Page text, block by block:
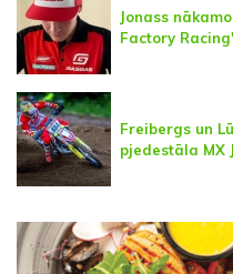
Jonass
Factory
Freibergs un
pjedestāla MX